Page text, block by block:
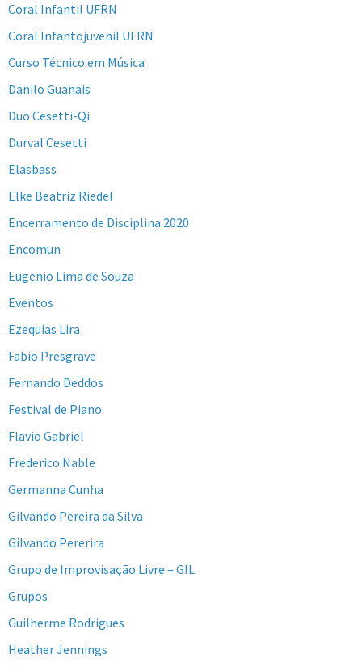
Coral Infantil UFRN
Coral Infantojuvenil UFRN
Curso Técnico em Música
Danilo Guanais
Duo Cesetti-Qi
Durval Cesetti
Elasbass
Elke Beatriz Riedel
Encerramento de Disciplina 2020
Encomun
Eugenio Lima de Souza
Eventos
Ezequias Lira
Fabio Presgrave
Fernando Deddos
Festival de Piano
Flavio Gabriel
Frederico Nable
Germanna Cunha
Gilvando Pereira da Silva
Gilvando Pererira
Grupo de Improvisação Livre – GIL
Grupos
Guilherme Rodrigues
Heather Jennings